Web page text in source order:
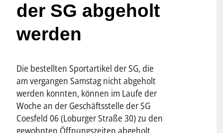
der SG abgeholt
werden
Die bestellten Sportartikel der SG, die
am vergangen Samstag nicht abgeholt
werden konnten, können im Laufe der
Woche an der Geschäftsstelle der SG
Coesfeld 06 (Loburger Straße 30) zu den
gewohnten Öffnungszeiten abgeholt